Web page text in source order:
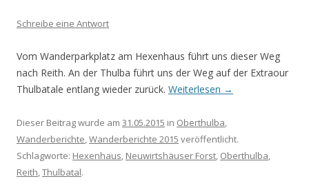
Schreibe eine Antwort
Vom Wanderparkplatz am Hexenhaus führt uns dieser Weg
nach Reith. An der Thulba führt uns der Weg auf der Extraour
Thulbatale entlang wieder zurück. Weiterlesen →
Dieser Beitrag wurde am 31.05.2015 in Oberthulba,
Wanderberichte,Wanderberichte 2015 veröffentlicht.
Schlagworte: Hexenhaus, Neuwirtshäuser Forst, Oberthulba,
Reith,Thulbatal.